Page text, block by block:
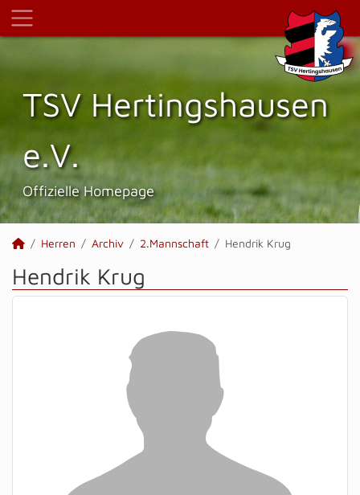
TSV Hertings­hausen
e.V.
Offizielle Homepage
Herren Archiv 2.Mannschaft Hendrik Krug
Hendrik Krug